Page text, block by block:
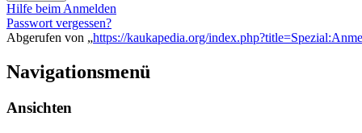
Hilfe beim Anmelden
Passwort vergessen?
Abgerufen von „https://kaukapedia.org/
Navigationsmenü
Ansichten